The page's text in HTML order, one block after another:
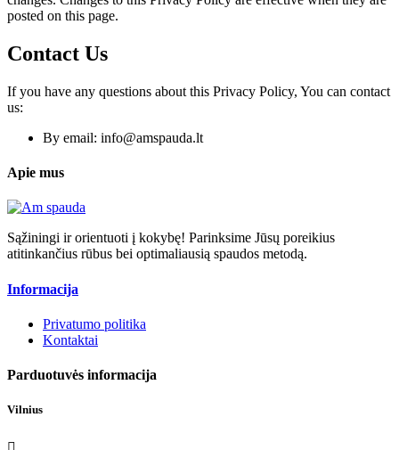
posted on this page.
Contact Us
If you have any questions about this Privacy Policy, You can contact
us:
By email: info@amspauda.lt
Apie mus
Sąžiningi ir orientuoti į kokybę! Parinksime Jūsų poreikius
atitinkančius rūbus bei optimaliausią spaudos metodą.
Informacija
Privatumo politika
Kontaktai
Parduotuvės informacija
Vilnius